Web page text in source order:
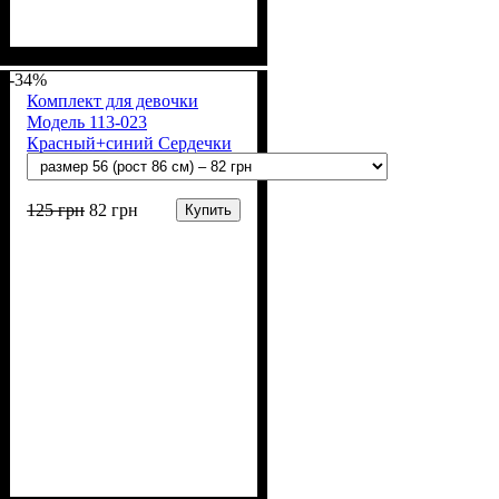
Хлопок, Эластан
-34%
Комплект для девочки
Модель 113-023
Красный+синий Сердечки
125грн 82 грн Купить